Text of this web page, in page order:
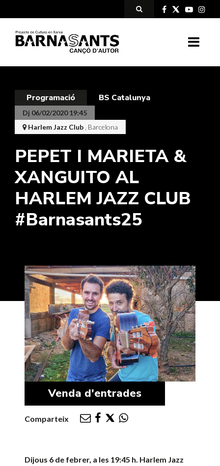
Programació BS Catalunya
Dj 06/02/2020 19:45
Harlem Jazz Club , Barcelona
PEPET I MARIETA &
XANGUITO AL
HARLEM JAZZ CLUB
#Barnasants25
Venda d'entrades
Comparteix
Dijous 6 de febrer, a les 19:45 h. Harlem Jazz